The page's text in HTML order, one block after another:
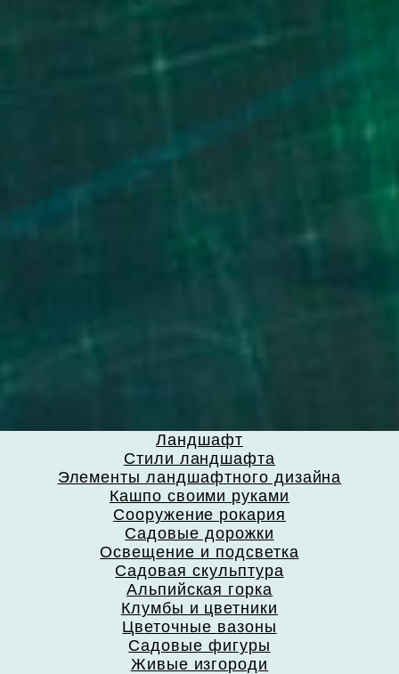
Ландшафт
Стили ландшафта
Элементы ландшафтного дизайна
Кашпо своими руками
Сооружение рокария
Садовые дорожки
Освещение и подсветка
Садовая скульптура
Альпийская горка
Клумбы и цветники
Цветочные вазоны
Садовые фигуры
Живые изгороди